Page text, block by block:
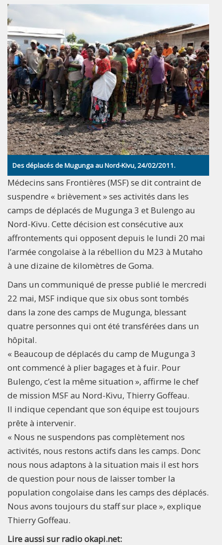
Des déplacés de Mugunga au Nord-Kivu, 24/02/2011.
Médecins sans Frontières (MSF) se dit contraint de
suspendre « brièvement » ses activités dans les
camps de déplacés de Mugunga 3 et Bulengo au
Nord-Kivu. Cette décision est consécutive aux
affrontements qui opposent depuis le lundi 20 mai
l’armée congolaise à la rébellion du M23 à Mutaho
à une dizaine de kilomètres de Goma.
Dans un communiqué de presse publié le mercredi
22 mai, MSF indique que six obus sont tombés
dans la zone des camps de Mugunga, blessant
quatre personnes qui ont été transférées dans un
hôpital.
« Beaucoup de déplacés du camp de Mugunga 3
ont commencé à plier bagages et à fuir. Pour
Bulengo, c’est la même situation », affirme le chef
de mission MSF au Nord-Kivu, Thierry Goffeau.
Il indique cependant que son équipe est toujours
prête à intervenir.
« Nous ne suspendons pas complètement nos
activités, nous restons actifs dans les camps. Donc
nous nous adaptons à la situation mais il est hors
de question pour nous de laisser tomber la
population congolaise dans les camps des déplacés.
Nous avons toujours du staff sur place », explique
Thierry Goffeau.
Lire aussi sur radio okapi.net: